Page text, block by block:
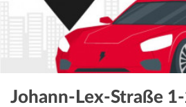
Johann-Lex-Straße 1-